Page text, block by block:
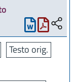
Testo orig.